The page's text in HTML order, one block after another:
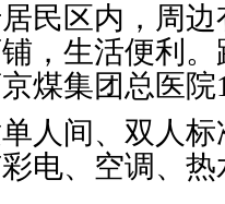
民区内，周边
，生活便利
煤集团总医院
人间、双人
彩电、空调、